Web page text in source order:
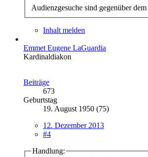
Audienzgesuche sind gegenüber
Inhalt melden
Emmet Eugene LaGuardia
Kardinaldiakon
Beiträge
673
Geburtstag
19. August 1950 (75)
12. Dezember 2013
#4
Handlung: